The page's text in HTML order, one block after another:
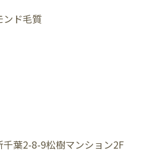
ンド毛質
葉2-8-9松樹マンション2F